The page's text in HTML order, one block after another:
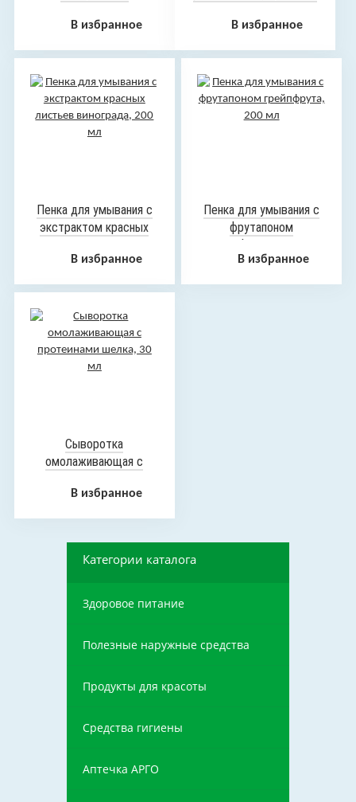
В избранное В избранное
Пенка для умывания с
фрутапоном
грейпфрута, 200 мл
В избранное
Пенка для умывания с
экстрактом красных
мл
В избранное
Сыворотка
омолаживающая с
мл
В избранное
Категории каталога
Здоровое питание
Полезные наружные средства
Продукты для красоты
Средства гигиены
Аптечка АРГО